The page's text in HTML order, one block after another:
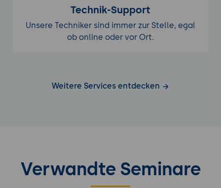
Technik-Support
Unsere Techniker sind immer zur Stelle, egal
ob online oder vor Ort.
Weitere Services entdecken
Verwandte Seminare